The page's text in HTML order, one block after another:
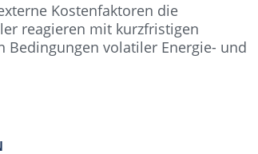
Kostenfaktoren die
reagieren mit kurzfristigen
Bedingungen volatiler Energie- und